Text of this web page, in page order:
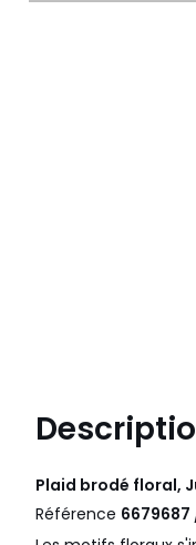
Plaid brodé floral,
Référence 6679687